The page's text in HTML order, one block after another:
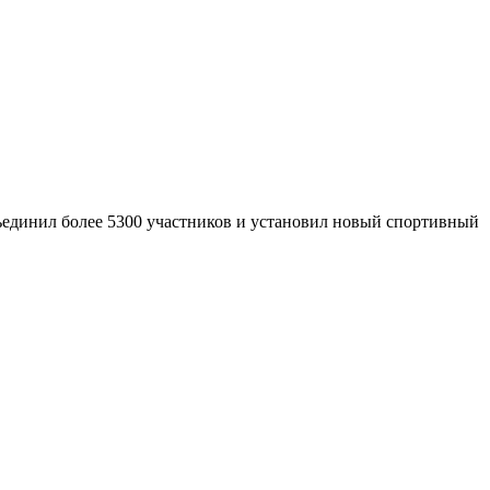
более 5300 участников и установил новый спортивный